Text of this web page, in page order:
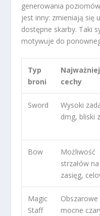
generowania
jest inny: zmieniają się
dostępne skarby. Taki
motywuje do
Typ
broni
cechy
Sword
Wysoki
dmg, bliski
Bow
Możliwość
strzałów
zasięg,
Magic
Staff
Obszarowe
mocne